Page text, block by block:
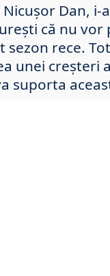
Dan,
că nu
sezon rece.
unei creșteri
suporta